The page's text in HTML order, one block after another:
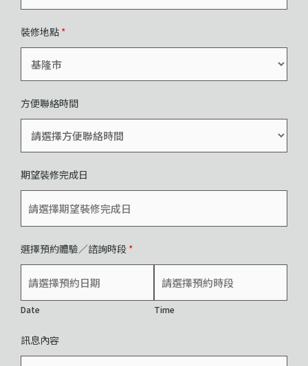
裝修地點 *
方便聯絡時間
期望裝修完成日
選擇預約體驗／諮詢時段 *
Date Time
訊息內容